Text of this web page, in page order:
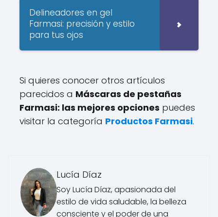
Delineadores en gel
Farmasi: precisión y estilo
para tus ojos
Si quieres conocer otros artículos
parecidos a Máscaras de pestañas
Farmasi: las mejores opciones puedes
visitar la categoría Productos Farmasi.
Lucía Díaz
Soy Lucía Díaz, apasionada del
estilo de vida saludable, la belleza
consciente y el poder de una